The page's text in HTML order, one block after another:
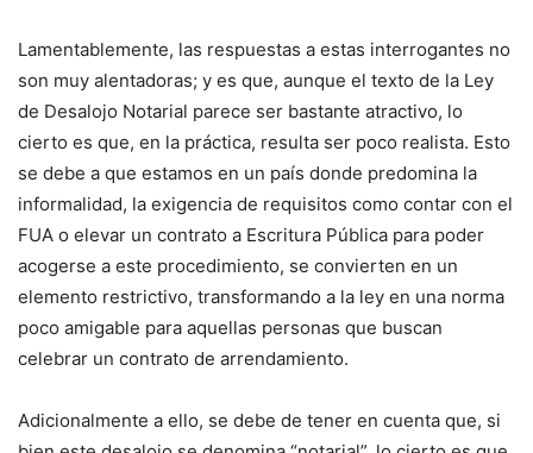
Lamentablemente, las respuestas a estas interrogantes no
son muy alentadoras; y es que, aunque el texto de la Ley
de Desalojo Notarial parece ser bastante atractivo, lo
cierto es que, en la práctica, resulta ser poco realista. Esto
se debe a que estamos en un país donde predomina la
informalidad, la exigencia de requisitos como contar con el
FUA o elevar un contrato a Escritura Pública para poder
acogerse a este procedimiento, se convierten en un
elemento restrictivo, transformando a la ley en una norma
poco amigable para aquellas personas que buscan
celebrar un contrato de arrendamiento.
Adicionalmente a ello, se debe de tener en cuenta que, si